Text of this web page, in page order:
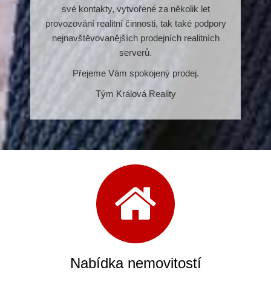
své kontakty, vytvořené za několik let
provozování realitní činnosti, tak také podpory
nejnavštěvova­nějších prodejních realitních
serverů.
Přejeme Vám spokojený prodej.
Tým Králová Reality
Nabídka nemovitostí